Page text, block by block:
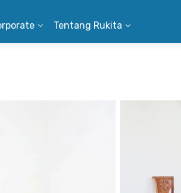
Tentang Rukita